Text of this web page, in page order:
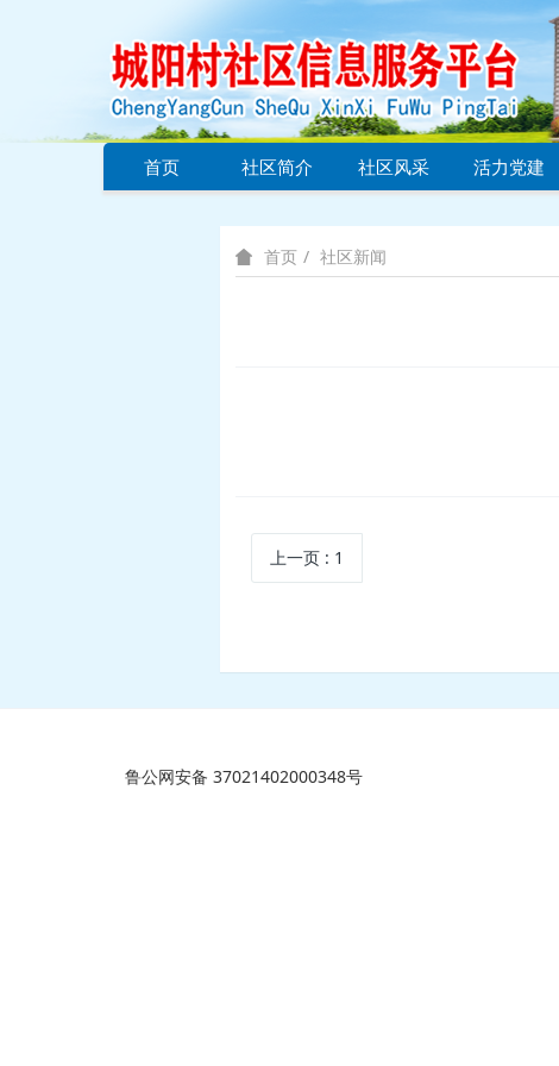
首页 社区简介 社区风采 活力党建
首页 社区新闻
上一页 : 1
鲁公网安备 37021402000348号